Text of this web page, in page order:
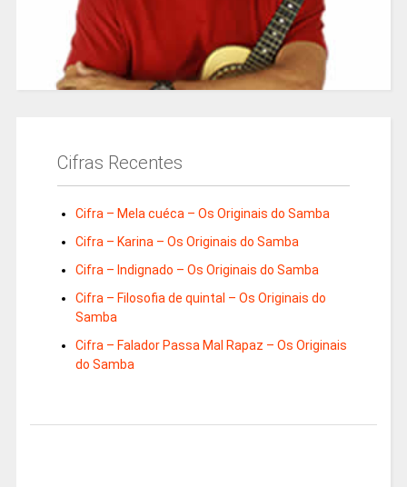
Cifras Recentes
Cifra – Mela cuéca – Os Originais do Samba
Cifra – Karina – Os Originais do Samba
Cifra – Indignado – Os Originais do Samba
Cifra – Filosofia de quintal – Os Originais do
Samba
Cifra – Falador Passa Mal Rapaz – Os Originais
do Samba